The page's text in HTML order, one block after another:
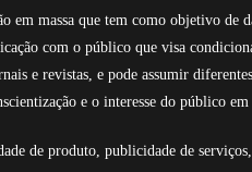
em massa que tem como objetivo de
com o público que visa
e revistas, e pode assumir
e o interesse do público
de produto, publicidade de